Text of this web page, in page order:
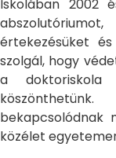
Iskolában 2002
értekezésüket
szolgál, hogy
a
bekapcsolódnak
közélet